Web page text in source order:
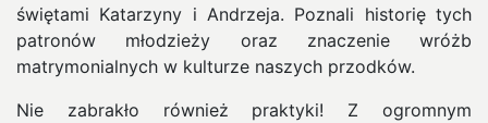
świętami Katarzyny i Andrzeja. Poznali historię tych
patronów młodzieży oraz znaczenie wróżb
matrymonialnych w kulturze naszych przodków.
Nie zabrakło również praktyki! Z ogromnym